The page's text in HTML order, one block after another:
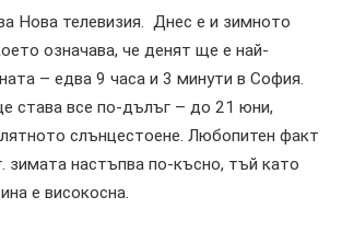
Нова телевизия. Днес е и зимното
означава, че денят ще е най-
– едва 9 часа и 3 минути в София.
става все по-дълъг – до 21 юни,
слънцестоене. Любопитен факт
зимата настъпва по-късно, тъй като
е високосна.